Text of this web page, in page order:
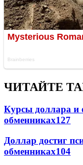
ЧИТАЙТЕ
Курсы доллара и
обменниках127
Доллар достиг
обменниках104